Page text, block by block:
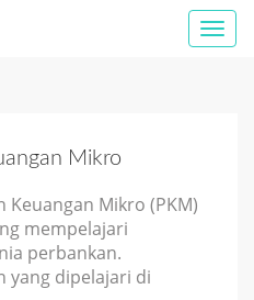
Mikro
Keuangan Mikro (PKM)
mempelajari
perbankan.
yang dipelajari di